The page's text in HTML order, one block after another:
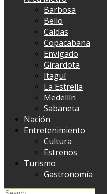
Barbosa
Bello
Caldas
Copacabana
Envigado
Girardota
Itaguí
La Estrella
Medellín
Sabaneta
Nación
Entretenimiento
Cultura
Estrenos
Turismo
Gastronomía